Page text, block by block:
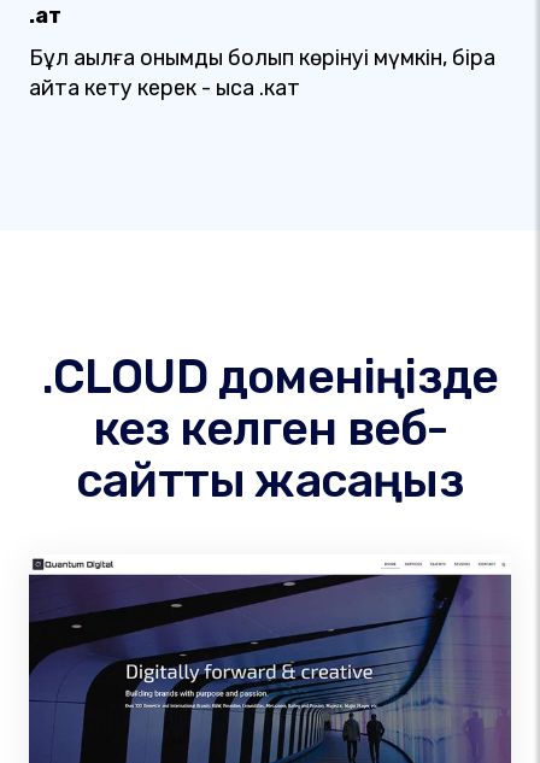
.қат
Бұл ақылға қонымды болып көрінуі мүмкін, бірақ
айта кету керек - қысқа .кат
.CLOUD доменіңізде
кез келген веб-
сайтты жасаңыз